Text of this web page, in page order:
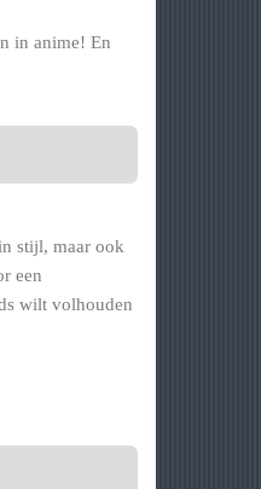
in anime! En
stijl, maar ook
een
wilt volhouden